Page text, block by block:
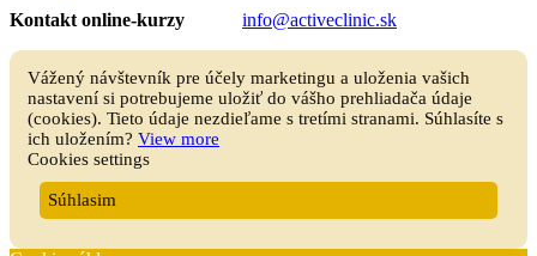
Kontakt online-kurzy info@activeclinic.sk
Vážený návštevník pre účely marketingu a uloženia vašich
nastavení si potrebujeme uložiť do vášho prehliadača údaje
(cookies). Tieto údaje nezdieľame s tretími stranami. Súhlasíte s
ich uložením? View more
Cookies settings
Súhlasim